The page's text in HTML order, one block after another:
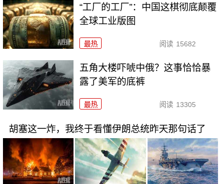
“工厂的工厂”：中国这棋彻底颠覆
全球工业版图
最热 阅读 15682
五角大楼吓唬中俄？这事恰恰暴
露了美军的底裤
最热 阅读 13305
胡塞这一炸，我终于看懂伊朗总统昨天那句话了